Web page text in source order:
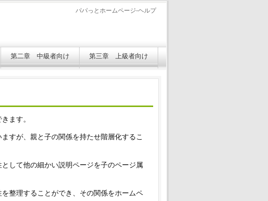
パパっとホームページ-ヘルプ
第二章 中級者向け 第三章 上級者向け
ます。
すが、親と子の関係を持たせ階層化するこ
して他の細かい説明ページを子のページ属
整理することができ、その関係をホームペ